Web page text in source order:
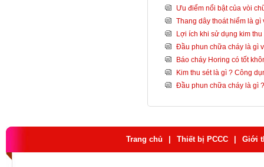
Ưu điểm nổi bật của vòi
Thang dây thoát hiểm là
Lợi ích khi sử dụng kim
Đầu phun chữa cháy là gì
Báo cháy Horing có tốt
Kim thu sét là gì ? Công
Đầu phun chữa cháy là gì
Trang chủ Thiết bị PCCC Giới